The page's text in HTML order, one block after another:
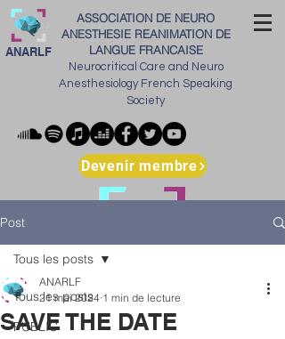
ASSOCIATION DE NEURO
ANESTHESIE REANIMATION DE
LANGUE FRANCAISE
Neurocritical Care and Neuro
Anesthesiology French Speaking
Society
ANARLF
Devenir membre
Post
Tous les posts
PUBLIC
Tous les posts
SAVE THE DATE
ANARLF
21 mai 2024 1 min de lecture